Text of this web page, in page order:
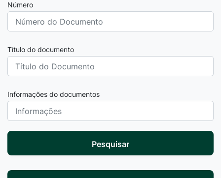
Número
Título do documento
Informações do documentos
Pesquisar